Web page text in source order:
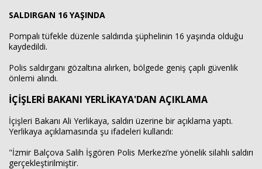
SALDIRGAN 16 YAŞINDA
Pompalı tüfekle düzenle saldırıda şüphelinin 16 yaşında olduğu
kaydedildi.
Polis saldırganı gözaltına alırken, bölgede geniş çaplı güvenlik
önlemi alındı.
İÇİŞLERİ BAKANI YERLİKAYA'DAN AÇIKLAMA
İçişleri Bakanı Ali Yerlikaya, saldırı üzerine bir açıklama yaptı.
Yerlikaya açıklamasında şu ifadeleri kullandı:
"İzmir Balçova Salih İşgören Polis Merkezi’ne yönelik silahlı saldırı
gerçekleştirilmiştir.